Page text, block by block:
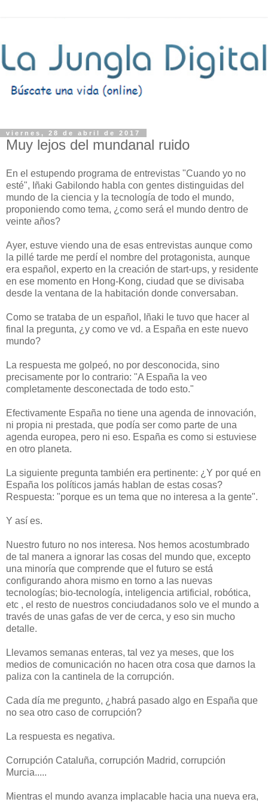
viernes, 28 de abril de 2017
Muy lejos del mundanal ruido
En el estupendo programa de entrevistas "Cuando yo no
esté", Iñaki Gabilondo habla con gentes distinguidas del
mundo de la ciencia y la tecnología de todo el mundo,
proponiendo como tema, ¿como será el mundo dentro de
veinte años?
Ayer, estuve viendo una de esas entrevistas aunque como
la pillé tarde me perdí el nombre del protagonista, aunque
era español, experto en la creación de start-ups, y residente
en ese momento en Hong-Kong, ciudad que se divisaba
desde la ventana de la habitación donde conversaban.
Como se trataba de un español, Iñaki le tuvo que hacer al
final la pregunta, ¿y como ve vd. a España en este nuevo
mundo?
La respuesta me golpeó, no por desconocida, sino
precisamente por lo contrario: "A España la veo
completamente desconectada de todo esto."
Efectivamente España no tiene una agenda de innovación,
ni propia ni prestada, que podía ser como parte de una
agenda europea, pero ni eso. España es como si estuviese
en otro planeta.
La siguiente pregunta también era pertinente: ¿Y por qué en
España los políticos jamás hablan de estas cosas?
Respuesta: "porque es un tema que no interesa a la gente".
Y así es.
Nuestro futuro no nos interesa. Nos hemos acostumbrado
de tal manera a ignorar las cosas del mundo que, excepto
una minoría que comprende que el futuro se está
configurando ahora mismo en torno a las nuevas
tecnologías; bio-tecnología, inteligencia artificial, robótica,
etc , el resto de nuestros conciudadanos solo ve el mundo a
través de unas gafas de ver de cerca, y eso sin mucho
detalle.
Llevamos semanas enteras, tal vez ya meses, que los
medios de comunicación no hacen otra cosa que darnos la
paliza con la cantinela de la corrupción.
Cada día me pregunto, ¿habrá pasado algo en España que
no sea otro caso de corrupción?
La respuesta es negativa.
Corrupción Cataluña, corrupción Madrid, corrupción
Murcia.....
Mientras el mundo avanza implacable hacia una nueva era,